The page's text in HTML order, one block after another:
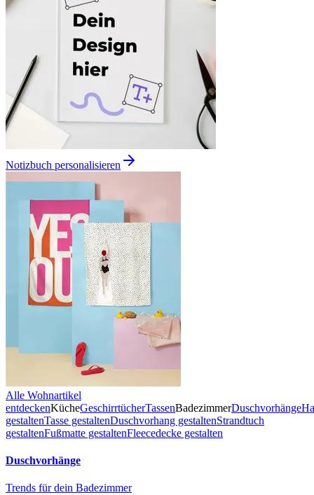
Notizbuch personalisieren
Alle Wohnartikel
entdeckenKücheGeschirrtücherTassenBadezimmerDuschvorhänge
gestaltenTasse gestaltenDuschvorhang gestaltenStrandtuch
gestaltenFußmatte gestaltenFleecedecke gestalten
Duschvorhänge
Trends für dein Badezimmer